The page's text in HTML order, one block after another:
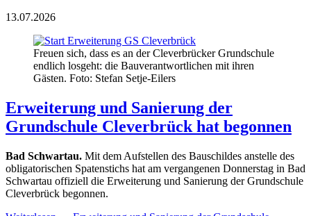
13.07.2026
Freuen sich, dass es an der Cleverbrücker Grundschule
endlich losgeht: die Bauverantwortlichen mit ihren
Gästen. Foto: Stefan Setje-Eilers
Erweiterung und Sanierung der
Grundschule Cleverbrück hat begonnen
Bad Schwartau. Mit dem Aufstellen des Bauschildes anstelle des
obligatorischen Spatenstichs hat am vergangenen Donnerstag in Bad
Schwartau offiziell die Erweiterung und Sanierung der Grundschule
Cleverbrück begonnen.